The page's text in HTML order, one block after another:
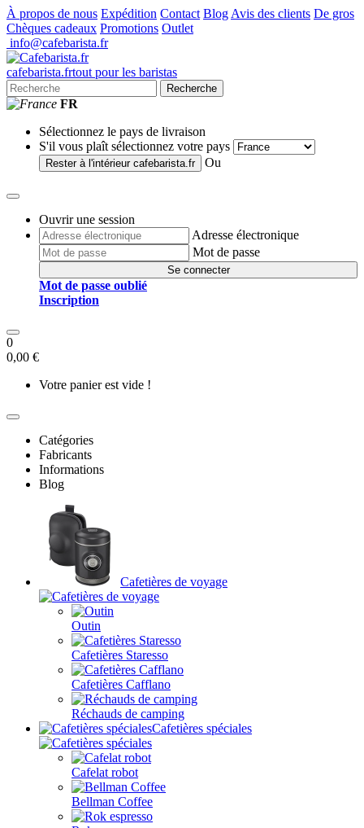
À propos de nous Expédition Contact Blog Avis des clients De gros
Chèques cadeaux Promotions Outlet
info@cafebarista.fr
cafebarista.frtout pour les baristas
Recherche
FR
Sélectionnez le pays de livraison
S'il vous plaît sélectionnez votre pays
Rester à l'intérieur cafebarista.fr Ou
Ouvrir une session
Adresse électronique
Mot de passe
Se connecter
Mot de passe oublié
Inscription
0
0,00 €
Votre panier est vide !
Catégories
Fabricants
Informations
Blog
Cafetières de voyage
Outin
Cafetières Staresso
Cafetières Cafflano
Réchauds de camping
Cafetières spéciales
Cafelat robot
Bellman Coffee